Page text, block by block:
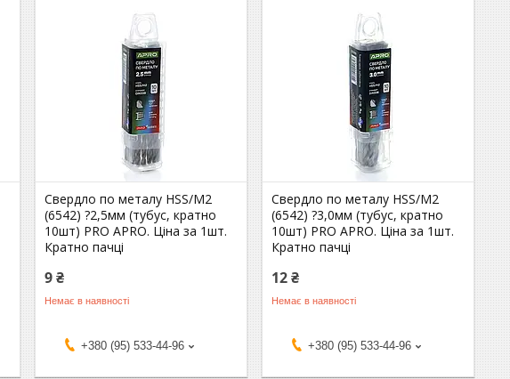
Свердло по металу HSS/M2
(6542) ?2,5мм (тубус, кратно
10шт) PRO APRO. Ціна за 1шт.
Кратно пачці
9 ₴
Немає в наявності
+380 (95) 533-44-96
Свердло по металу HSS/M2
(6542) ?3,0мм (тубус, кратно
10шт) PRO APRO. Ціна за 1шт.
Кратно пачці
12 ₴
Немає в наявності
+380 (95) 533-44-96